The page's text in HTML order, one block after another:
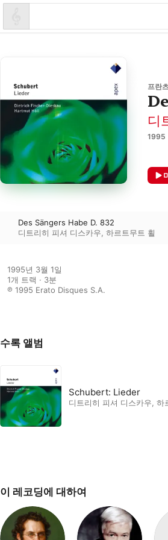
프란
디
1995
Des Sängers Habe D. 832
디트리히 피셔 디스카우, 하르트무트 횔
1995년 3월 1일
1개 트랙 · 3분
℗ 1995 Erato Disques S.A.
수록 앨범
Schubert: Lieder
디트리히 피셔 디스카우, 하
이 레코딩에 대하여